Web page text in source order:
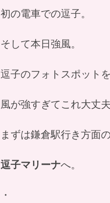
初の電車での逗子。
そして本日強風。
逗子のフォトスポット
風が強すぎてこれ大丈
まずは鎌倉駅行き方面
逗子マリーナへ。
・